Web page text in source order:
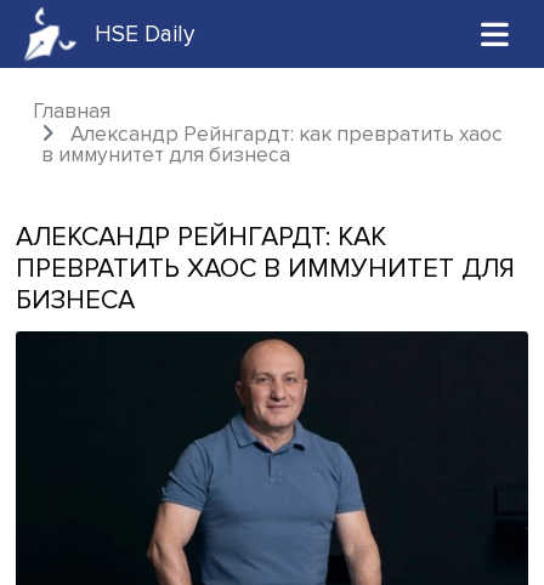
HSE Daily
Главная
Александр Рейнгардт: как превратить
АЛЕКСАНДР РЕЙНГАРДТ: КАК
ПРЕВРАТИТЬ ХАОС В ИММУНИТЕТ
БИЗНЕСА